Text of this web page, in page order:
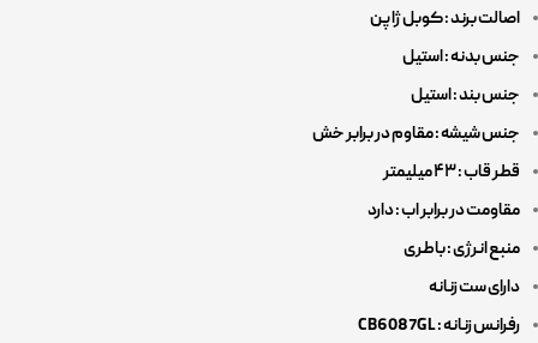
اصالت برند : کوبل ژاپن
جنس بدنه : استیل
جنس بند : استیل
جنس شیشه : مقاوم در برابر خش
قطر قاب : ۴۳ میلیمتر
مقاومت در برابر اب : دارد
منبع انرژی : باطری
دارای ست زنانه
رفرانس زنانه : CB6087GL